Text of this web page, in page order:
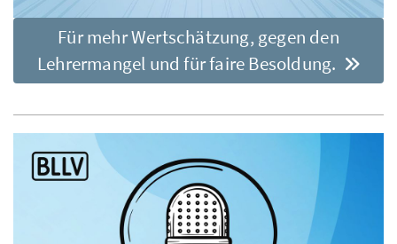
Für mehr Wertschätzung, gegen den
Lehrermangel und für faire Besoldung.